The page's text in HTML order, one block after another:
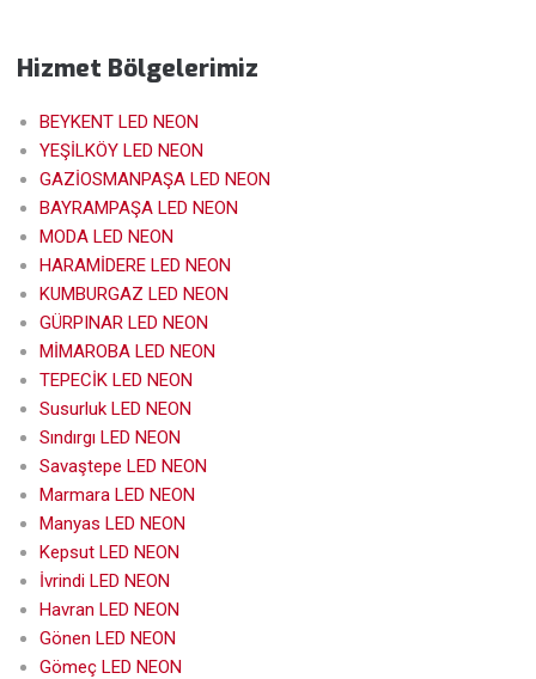
Hizmet Bölgelerimiz
BEYKENT LED NEON
YEŞİLKÖY LED NEON
GAZİOSMANPAŞA LED NEON
BAYRAMPAŞA LED NEON
MODA LED NEON
HARAMİDERE LED NEON
KUMBURGAZ LED NEON
GÜRPINAR LED NEON
MİMAROBA LED NEON
TEPECİK LED NEON
Susurluk LED NEON
Sındırgı LED NEON
Savaştepe LED NEON
Marmara LED NEON
Manyas LED NEON
Kepsut LED NEON
İvrindi LED NEON
Havran LED NEON
Gönen LED NEON
Gömeç LED NEON